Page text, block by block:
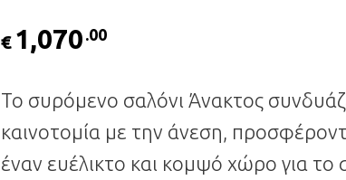
€ 1,070 .00
Το συρόμενο σαλόνι Άνακτος
καινοτομία με την άνεση,
έναν ευέλικτο και κομψό χώρο για το